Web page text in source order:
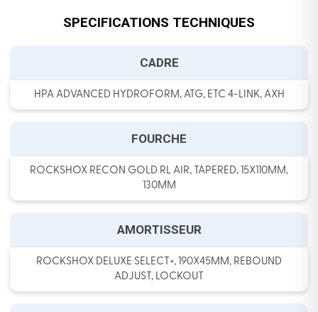
SPECIFICATIONS TECHNIQUES
CADRE
HPA ADVANCED HYDROFORM, ATG, ETC 4-LINK, AXH
FOURCHE
ROCKSHOX RECON GOLD RL AIR, TAPERED, 15X110MM,
130MM
AMORTISSEUR
ROCKSHOX DELUXE SELECT+, 190X45MM, REBOUND
ADJUST, LOCKOUT